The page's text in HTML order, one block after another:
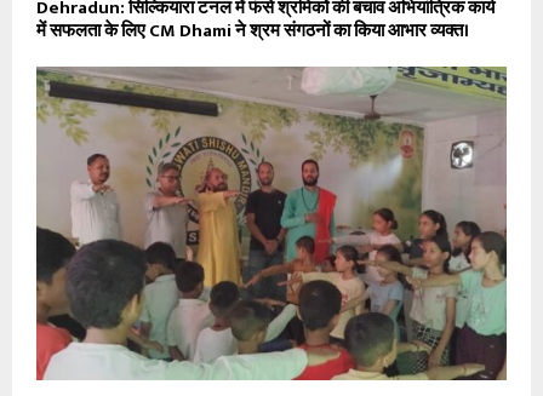
Dehradun: सिल्कियारा टनल में फंसे श्रमिकों की बचाव अभियांत्रिक कार्य
में सफलता के लिए CM Dhami ने श्रम संगठनों का किया आभार व्यक्त।